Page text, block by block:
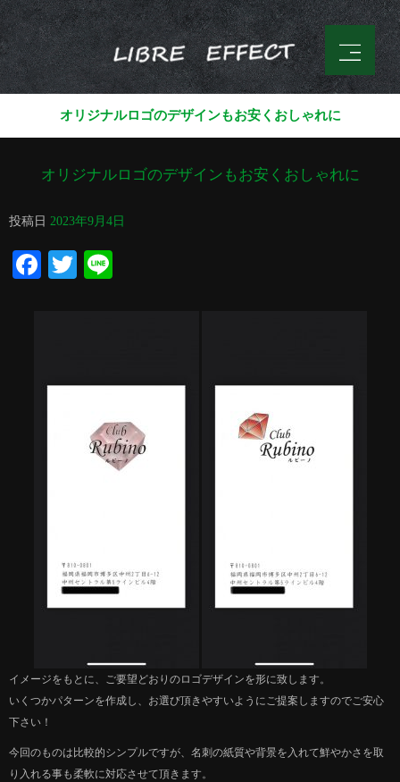
オリジナルロゴのデザインもお安くおしゃれに
オリジナルロゴのデザインもお安くおしゃれに
投稿日 2023年9月4日
Facebook
Twitter
イメージをもとに、ご要望どおりのロゴデザインを形に致します。
いくつかパターンを作成し、お選び頂きやすいようにご提案しますのでご安心
下さい！
今回のものは比較的シンプルですが、名刺の紙質や背景を入れて鮮やかさを取
り入れる事も柔軟に対応させて頂きます。